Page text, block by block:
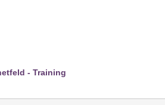
- Training